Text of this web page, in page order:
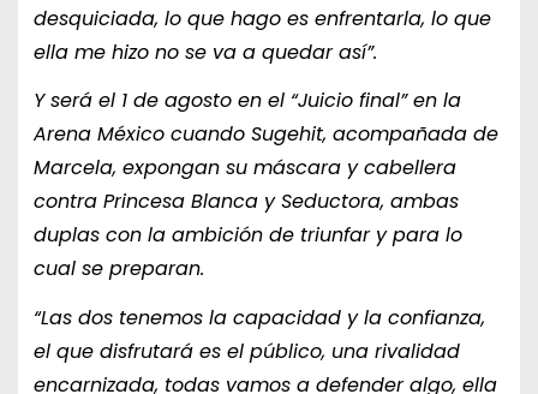
desquiciada, lo que hago es enfrentarla, lo que
ella me hizo no se va a quedar así”.
Y será el 1 de agosto en el “Juicio final” en la
Arena México cuando Sugehit, acompañada de
Marcela, expongan su máscara y cabellera
contra Princesa Blanca y Seductora, ambas
duplas con la ambición de triunfar y para lo
cual se preparan.
“Las dos tenemos la capacidad y la confianza,
el que disfrutará es el público, una rivalidad
encarnizada, todas vamos a defender algo, ella